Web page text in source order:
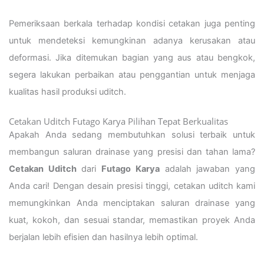
Pemeriksaan berkala terhadap kondisi cetakan juga penting
untuk mendeteksi kemungkinan adanya kerusakan atau
deformasi. Jika ditemukan bagian yang aus atau bengkok,
segera lakukan perbaikan atau penggantian untuk menjaga
kualitas hasil produksi uditch.
Cetakan Uditch Futago Karya Pilihan Tepat Berkualitas
Apakah Anda sedang membutuhkan solusi terbaik untuk
membangun saluran drainase yang presisi dan tahan lama?
Cetakan Uditchdari Futago Karyaadalah jawaban yang
Anda cari! Dengan desain presisi tinggi, cetakan uditch kami
memungkinkan Anda menciptakan saluran drainase yang
kuat, kokoh, dan sesuai standar, memastikan proyek Anda
berjalan lebih efisien dan hasilnya lebih optimal.